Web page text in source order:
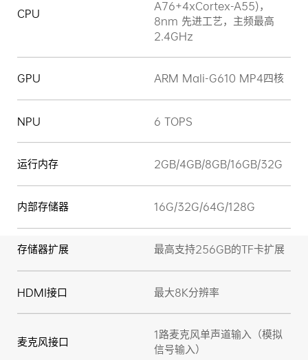
CPU
A76+4xCortex-A55)，
8nm 先进工艺，主频最高
2.4GHz
GPU ARM Mali-G610 MP4四核
NPU 6 TOPS
运行内存 2GB/4GB/8GB/16GB/32G
内部存储器 16G/32G/64G/128G
存储器扩展 最高支持256GB的TF卡扩展
HDMI接口 最大8K分辨率
麦克风接口
1路麦克风单声道输入（模拟
信号输入）